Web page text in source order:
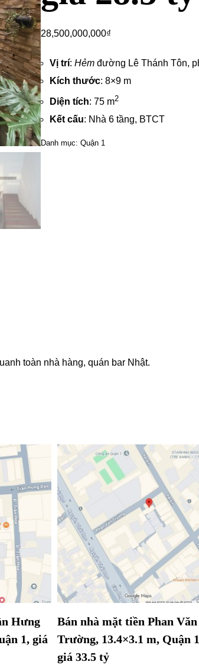
28,500,000,000₫
Vị trí:Hẻm đường Lê Thánh Tôn,
Kích thước: 8×9 m
Diện tích: 75 m2
Kết cấu: Nhà 6 tầng, BTCT
Danh mục:Quận 1
toàn nhà hàng, quán bar Nhật.
Hưng
1, giá
Bán nhà mặt tiền Phan Văn
Trường, 13.4×3.1 m, Quận
giá 33.5 tỷ